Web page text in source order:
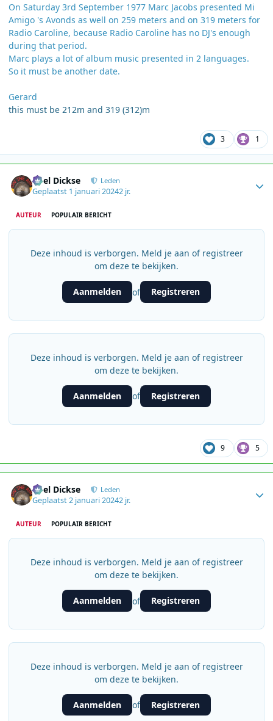
On Saturday 3rd September 1977 Marc Jacobs presented Mi
Amigo 's Avonds as well on 259 meters and on 319 meters for
Radio Caroline, because Radio Caroline has no DJ's enough
during that period.
Marc plays a lot of album music presented in 2 languages.
So it must be another date.
Gerard
this must be 212m and 319 (312)m
3 1
Roel Dickse Leden
Geplaatst 1 januari 20242 jr.
AUTEUR POPULAIR BERICHT
Deze inhoud is verborgen. Meld je aan of registreer
om deze te bekijken.
Aanmelden of Registreren
Deze inhoud is verborgen. Meld je aan of registreer
om deze te bekijken.
Aanmelden of Registreren
9 5
Roel Dickse Leden
Geplaatst2 januari 20242 jr.
AUTEUR POPULAIR BERICHT
Deze inhoud is verborgen. Meld je aan of registreer
om deze te bekijken.
Aanmelden of Registreren
Deze inhoud is verborgen. Meld je aan of registreer
om deze te bekijken.
Aanmelden of Registreren